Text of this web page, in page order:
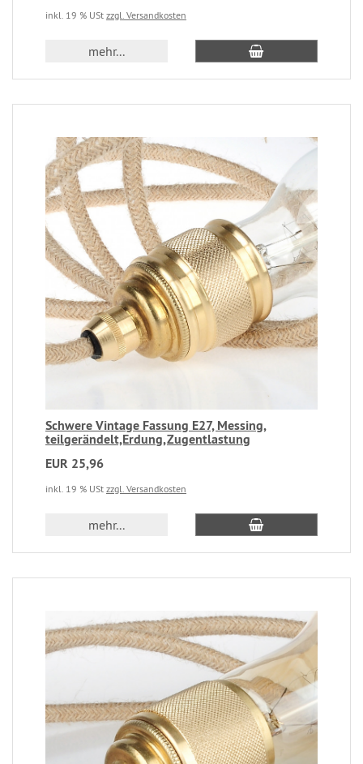
inkl. 19 % USt zzgl. Versandkosten
mehr...
Schwere Vintage Fassung E27, Messing,
teilgerändelt,Erdung,Zugentlastung
EUR 25,96
inkl. 19 % USt zzgl. Versandkosten
mehr...